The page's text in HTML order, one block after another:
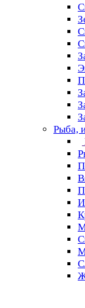
Рыба,